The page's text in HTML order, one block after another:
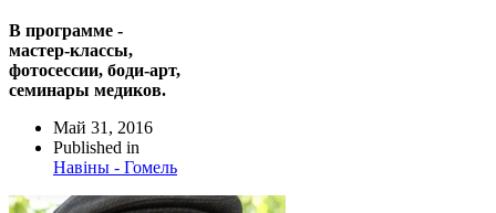
В программе -
мастер-классы,
фотосессии, боди-арт,
семинары медиков.
Май 31, 2016
Published in
Навіны - Гомель